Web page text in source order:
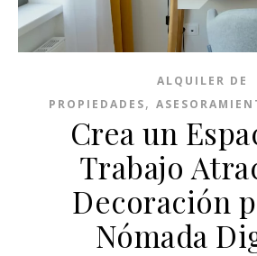
ALQUILER DE
PROPIEDADES,
Crea un
Trabajo
Decoración
Nómada